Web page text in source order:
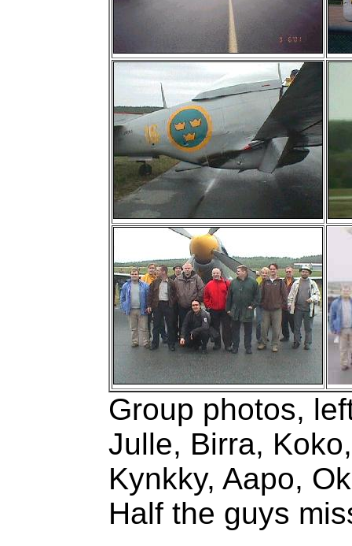
Group photos,
Julle, Birra,
Kynkky, Aapo,
Half the guys